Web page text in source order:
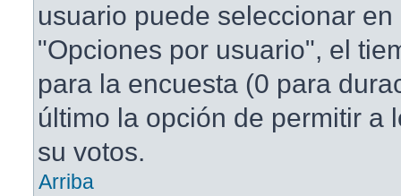
usuario puede seleccionar
"Opciones por usuario", el
para la encuesta (0 para
último la opción de permitir a
su votos.
Arriba